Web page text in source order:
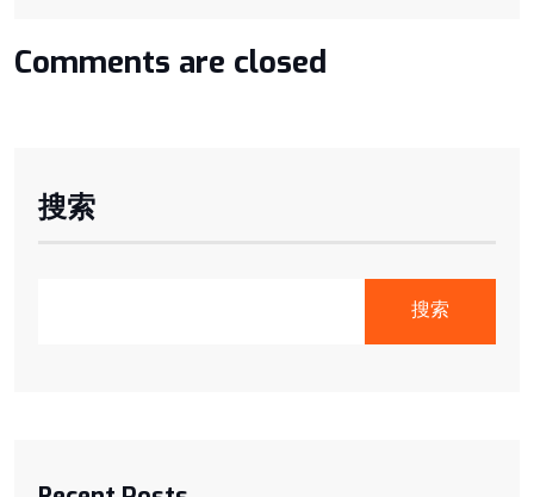
Comments are closed
搜索
搜索